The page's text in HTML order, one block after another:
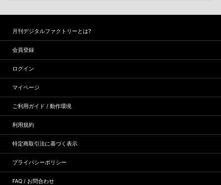
月刊デジタルファクトリーとは?
会員登録
ログイン
マイページ
ご利用ガイド / 動作環境
利用規約
特定商取引法に基づく表示
プライバシーポリシー
FAQ / お問合わせ